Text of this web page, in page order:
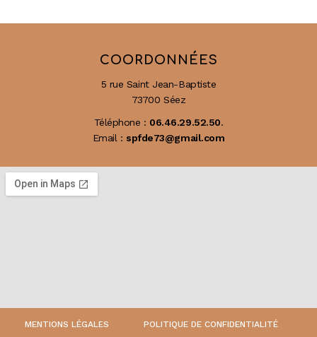
COORDONNÉES
5 rue Saint Jean-Baptiste
73700 Séez
Téléphone : 06.46.29.52.50.
Email : spfde73@gmail.com
MENTIONS LÉGALES POLITIQUE DE CONFIDENTIALITÉ